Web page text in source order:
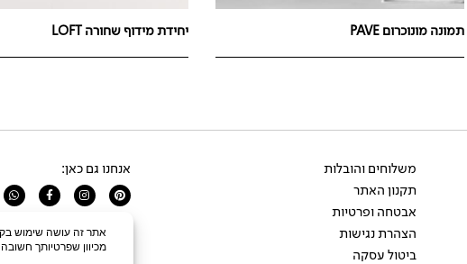
תמונה מונוכרום PAVE יחידת מידוף שחורה LOFT
משלוחים והובלות
תקנון האתר
אבטחה ופרטיות
הצהרת נגישות
ביטול עסקה
אנחנו גם כאן:
Pinterest
Instagram
Facebook-
f